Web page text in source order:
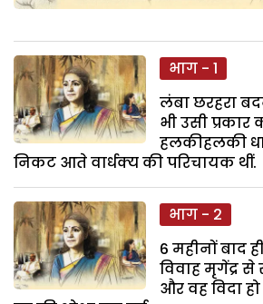
भाग - 1
लंबा छरहरा
भी उसी प्रकार
हलकीहलकी
निकट आते वार्धक्य की परिचायक थीं.
भाग - 2
6 महीनों बाद
विवाह मृगेंद्र से
और वह विदा